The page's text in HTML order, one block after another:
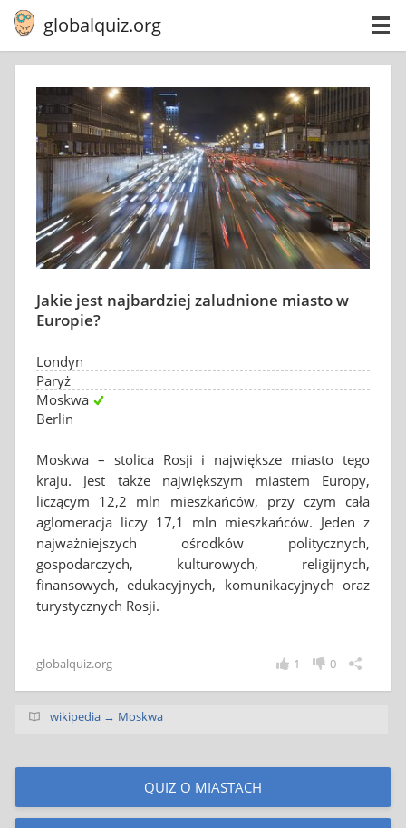
globalquiz.org
Jakie jest najbardziej zaludnione miasto w
Europie?
Londyn
Paryż
Moskwa
Berlin
Moskwa – stolica Rosji i największe miasto tego
kraju. Jest także największym miastem Europy,
liczącym 12,2 mln mieszkańców, przy czym cała
aglomeracja liczy 17,1 mln mieszkańców. Jeden z
najważniejszych ośrodków politycznych,
gospodarczych, kulturowych, religijnych,
finansowych, edukacyjnych, komunikacyjnych oraz
turystycznych Rosji.
globalquiz.org 0
1
wikipedia → Moskwa
QUIZ O MIASTACH